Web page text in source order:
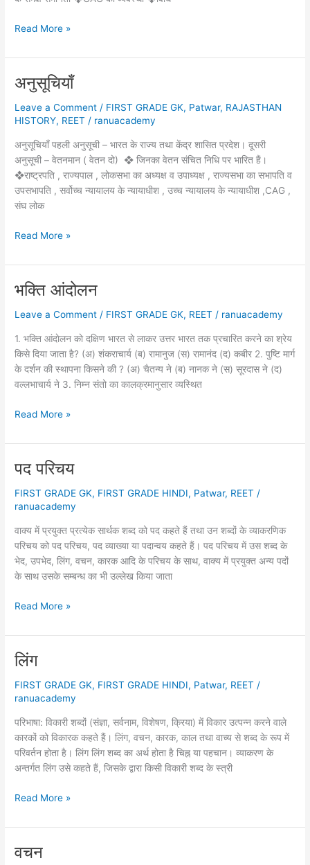
भारतीय
के
Read More »
अनुसूचियाँ
Leave a Comment / FIRST GRADE GK, Patwar, RAJASTHAN
HISTORY, REET / ranuacademy
अनुसूचियाँ पहली अनुसूची – भारत के राज्य तथा केंद्र शासित प्रदेश। दूसरी
अनुसूची – वेतनमान ( वेतन दो) ❖ जिनका वेतन संचित निधि पर भारित हैं।
❖राष्ट्रपति , राज्यपाल , लोकसभा का अध्यक्ष व उपाध्यक्ष , राज्यसभा का सभापति व
उपसभापति , सर्वोच्च न्यायालय के न्यायाधीश , उच्च न्यायालय के न्यायाधीश ,CAG ,
संघ लोक
अनुसूचियाँ
Read More »
भक्ति आंदोलन
Leave a Comment / FIRST GRADE GK, REET / ranuacademy
1. भक्ति आंदाेलन काे दक्षिण भारत से लाकर उत्तर भारत तक प्रचारित करने का श्रेय
किसे दिया जाता है? (अ) शंकराचार्य (ब) रामानुज (स) रामानंद (द) कबीर 2. पुष्टि मार्ग
के दर्शन की स्थापना किसने की ? (अ) चैतन्य ने (ब) नानक ने (स) सूरदास ने (द)
वल्लभाचार्य ने 3. निम्न संतो का कालक्रमानुसार व्यस्थित
भक्ति
Read More »
पद परिचय
FIRST GRADE GK, FIRST GRADE HINDI, Patwar, REET /
ranuacademy
वाक्य में प्रयुक्त प्रत्येक सार्थक शब्द को पद कहते हैं तथा उन शब्दों के व्याकरणिक
परिचय को पद परिचय, पद व्याख्या या पदान्वय कहते हैं। पद परिचय में उस शब्द के
भेद, उपभेद, लिंग, वचन, कारक आदि के परिचय के साथ, वाक्य में प्रयुक्त अन्य पदों
के साथ उसके सम्बन्ध का भी उल्लेख किया जाता
पद
Read More »
लिंग
FIRST GRADE GK, FIRST GRADE HINDI, Patwar, REET /
ranuacademy
परिभाषा: विकारी शब्दों (संज्ञा, सर्वनाम, विशेषण, क्रिया) में विकार उत्पन्न करने वाले
कारकों को विकारक कहते हैं। लिंग, वचन, कारक, काल तथा वाच्य से शब्द के रूप में
परिवर्तन होता है। लिंग लिंग शब्द का अर्थ होता है चिह्न या पहचान। व्याकरण के
अन्तर्गत लिंग उसे कहते हैं, जिसके द्वारा किसी विकारी शब्द के स्त्री
लिंग
Read More »
वचन